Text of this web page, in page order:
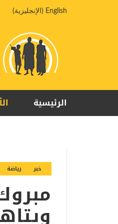
English
( الإنجليزية)
الرئيسية
خبر رياضة